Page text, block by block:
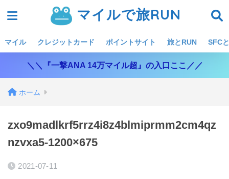
マイルで旅RUN
マイル クレジットカード ポイントサイト 旅とRUN SFC
＼＼『一撃ANA 14万マイル超』の入口ここ／／
ホーム
zxo9madlkrf5rrz4i8z4blmiprmm2cm4qz
nzvxa5-1200×675
2021-07-11